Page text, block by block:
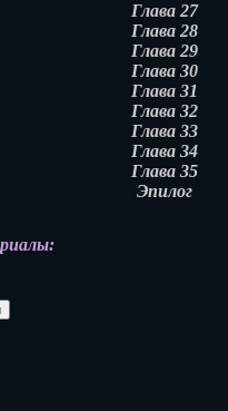
Глава 27
Глава 28
Глава 29
Глава 30
Глава 31
Глава 32
Глава 33
Глава 34
Глава 35
Эпилог